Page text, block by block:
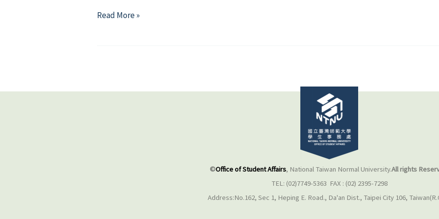
看
Read More »
©Office of Student Affairs, National Taiwan Normal University.All rights
TEL: (02)7749-5363 FAX : (02) 2395-7298
Address:No.162, Sec 1, Heping E. Road., Da'an Dist., Taipei City 106,